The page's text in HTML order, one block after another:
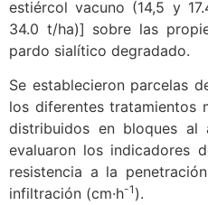
estiércol vacuno (14,5 y
34.0 t/ha)] sobre las
pardo sialítico degradado.
Se establecieron parcelas
los diferentes tratamientos
distribuidos en bloques al
evaluaron los indicadores
resistencia a la
infiltración (cm·h-1 ).